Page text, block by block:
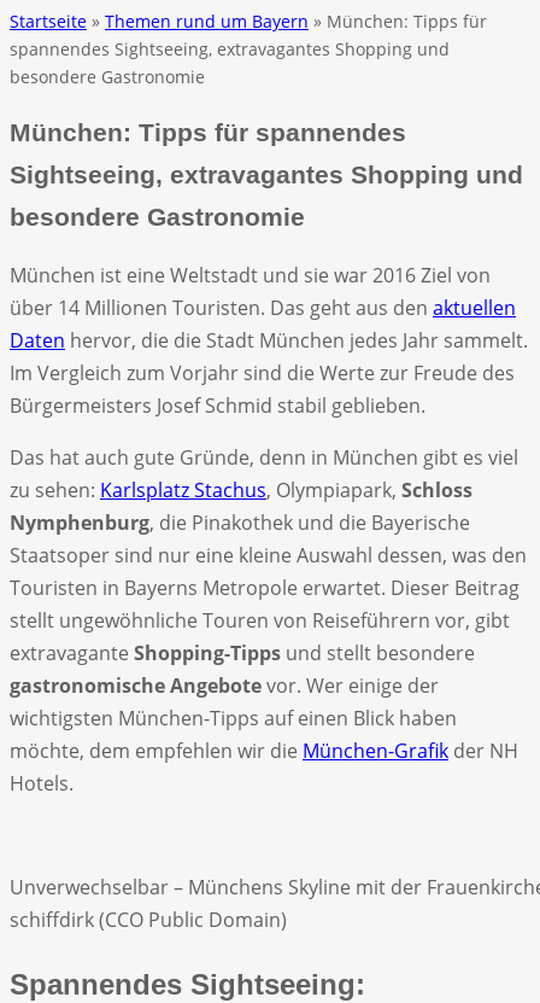
Startseite » Themen rund um Bayern » München: Tipps für
spannendes Sightseeing, extravagantes Shopping und
besondere Gastronomie
München: Tipps für spannendes
Sightseeing, extravagantes Shopping und
besondere Gastronomie
München ist eine Weltstadt und sie war 2016 Ziel von
über 14 Millionen Touristen. Das geht aus den aktuellen
Daten hervor, die die Stadt München jedes Jahr sammelt.
Im Vergleich zum Vorjahr sind die Werte zur Freude des
Bürgermeisters Josef Schmid stabil geblieben.
Das hat auch gute Gründe, denn in München gibt es viel
zu sehen: Karlsplatz Stachus, Olympiapark, Schloss
Nymphenburg, die Pinakothek und die Bayerische
Staatsoper sind nur eine kleine Auswahl dessen, was den
Touristen in Bayerns Metropole erwartet. Dieser Beitrag
stellt ungewöhnliche Touren von Reiseführern vor, gibt
extravagante Shopping-Tipps und stellt besondere
gastronomische Angebotevor. Wer einige der
wichtigsten München-Tipps auf einen Blick haben
möchte, dem empfehlen wir die München-Grafik der NH
Hotels.
Unverwechselbar – Münchens Skyline mit der
schiffdirk (CCO Public Domain)
Spannendes Sightseeing: